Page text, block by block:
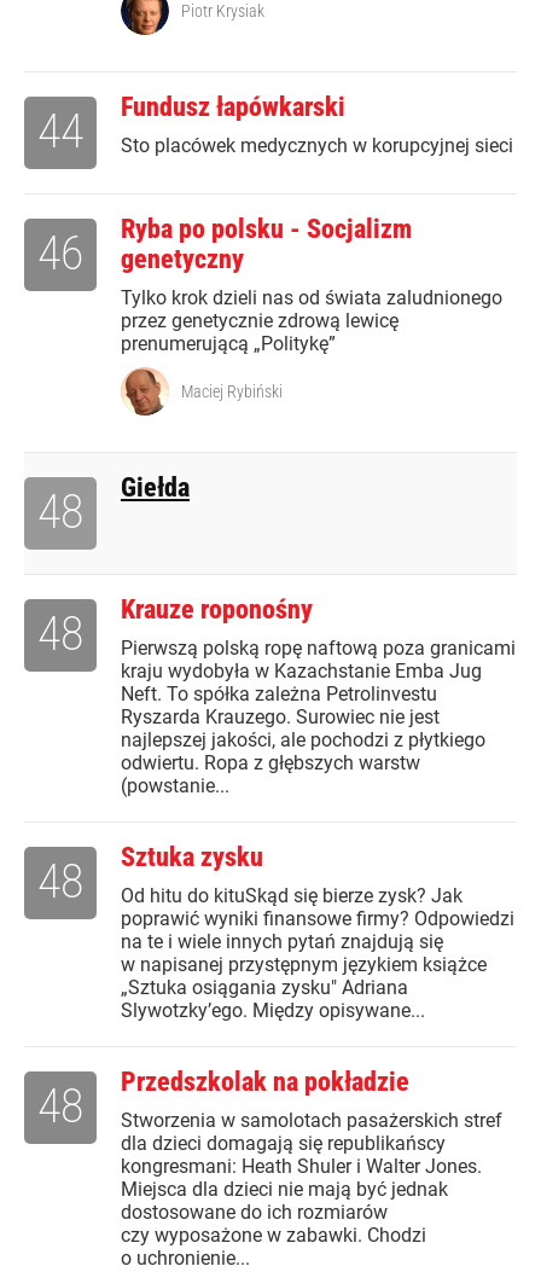
Piotr Krysiak
Fundusz łapówkarski
Sto placówek medycznych w korupcyjnej sieci
44
Ryba po polsku - Socjalizm
genetyczny
Tylko krok dzieli nas od świata zaludnionego
przez genetycznie zdrową lewicę
prenumerującą „Politykę”
46
Maciej Rybiński
Giełda
48
Krauze roponośny
Pierwszą polską ropę naftową poza granicami
kraju wydobyła w Kazachstanie Emba Jug
Neft. To spółka zależna Petrolinvestu
Ryszarda Krauzego. Surowiec nie jest
najlepszej jakości, ale pochodzi z płytkiego
odwiertu. Ropa z głębszych warstw
(powstanie...
48
Sztuka zysku
Od hitu do kituSkąd się bierze zysk? Jak
poprawić wyniki finansowe firmy? Odpowiedzi
na te i wiele innych pytań znajdują się
w napisanej przystępnym językiem książce
„Sztuka osiągania zysku" Adriana
Slywotzky’ego. Między opisywane...
48
Przedszkolak na pokładzie
Stworzenia w samolotach pasażerskich stref
dla dzieci domagają się republikańscy
kongresmani: Heath Shuler i Walter Jones.
Miejsca dla dzieci nie mają być jednak
dostosowane do ich rozmiarów
czy wyposażone w zabawki. Chodzi
o uchronienie...
48